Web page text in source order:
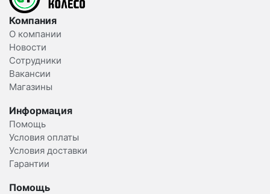
Компания
О компании
Новости
Сотрудники
Вакансии
Магазины
Информация
Помощь
Условия оплаты
Условия доставки
Гарантии
Помощь